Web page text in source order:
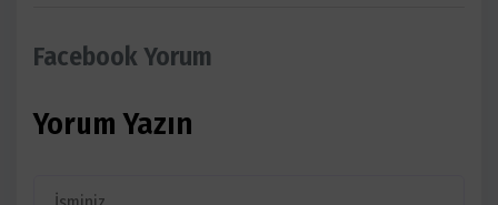
Facebook Yorum
Yorum Yazın